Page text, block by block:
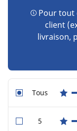
Pour tout
client
livraison,
Tousstar reviews
5star reviews